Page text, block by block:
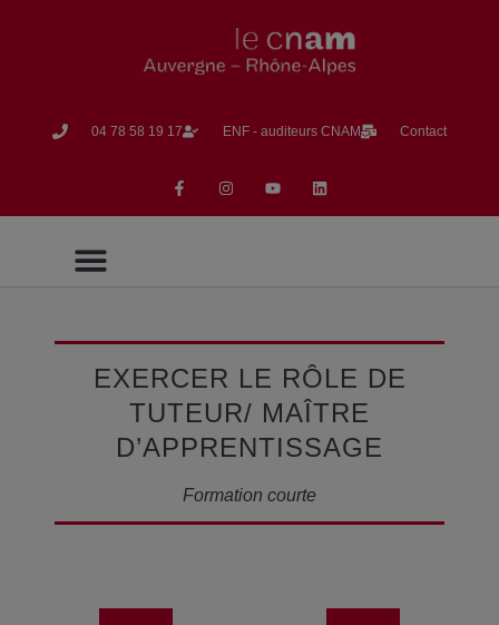
04 78 58 19 17​ ENF - auditeurs CNAM Contact
EXERCER LE RÔLE DE
TUTEUR/ MAÎTRE
D’APPRENTISSAGE
Formation courte